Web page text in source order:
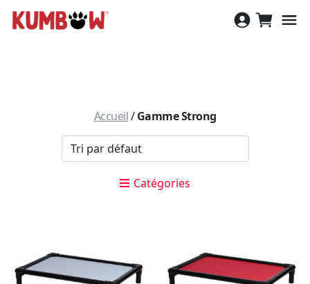
Accueil/Gamme Strong
Catégories